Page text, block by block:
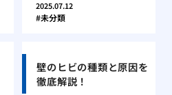
2025.07.12
未分類
壁のヒビの種類と原因を
徹底解説！